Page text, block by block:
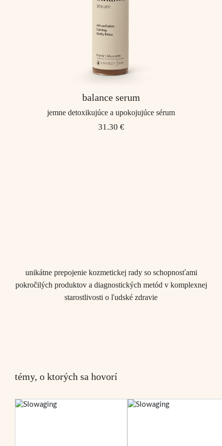
balance serum
jemne detoxikujúce a upokojujúce sérum
31.30 €
unikátne prepojenie kozmetickej rady so schopnosťami
pokročilých produktov a diagnostických metód v komplexnej
starostlivosti o ľudské zdravie
témy, o ktorých sa hovorí